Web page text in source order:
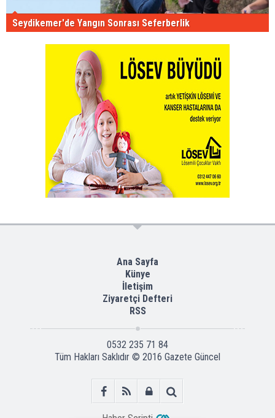
Seydikemer'de Yangın Sonrası Seferberlik
Ana Sayfa
Künye
İletişim
Ziyaretçi Defteri
RSS
0532 235 71 84
Tüm Hakları Saklıdır © 2016 Gazete Güncel